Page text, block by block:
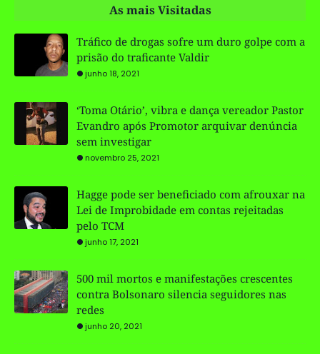
As mais Visitadas
Tráfico de drogas sofre um duro golpe com a
prisão do traficante Valdir
junho 18, 2021
‘Toma Otário’, vibra e dança vereador Pastor
Evandro após Promotor arquivar denúncia
sem investigar
novembro 25, 2021
Hagge pode ser beneficiado com afrouxar na
Lei de Improbidade em contas rejeitadas
pelo TCM
junho 17, 2021
500 mil mortos e manifestações crescentes
contra Bolsonaro silencia seguidores nas
redes
junho 20, 2021